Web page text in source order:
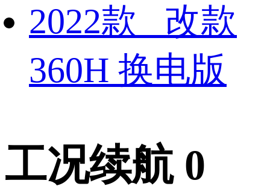
2022款 改款
360H 换电版
工况续航 0